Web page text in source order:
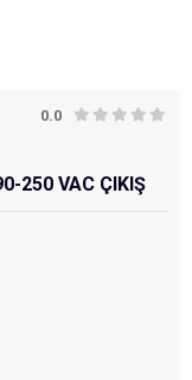
0.0
250 VAC ÇIKIŞ